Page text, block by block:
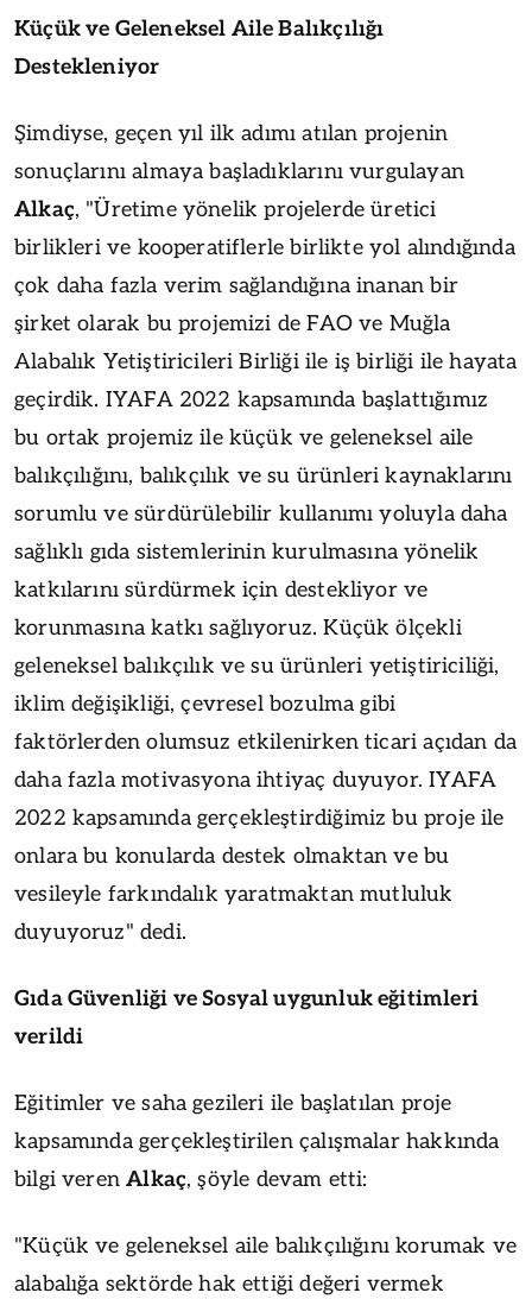
Küçük ve Geleneksel Aile Balıkçılığı
Destekleniyor
Şimdiyse, geçen yıl ilk adımı atılan projenin
sonuçlarını almaya başladıklarını vurgulayan
Alkaç, "Üretime yönelik projelerde üretici
birlikleri ve kooperatiflerle birlikte yol alındığında
çok daha fazla verim sağlandığına inanan bir
şirket olarak bu projemizi de FAO ve Muğla
Alabalık Yetiştiricileri Birliği ile iş birliği ile hayata
geçirdik. IYAFA 2022 kapsamında başlattığımız
bu ortak projemiz ile küçük ve geleneksel aile
balıkçılığını, balıkçılık ve su ürünleri kaynaklarını
sorumlu ve sürdürülebilir kullanımı yoluyla daha
sağlıklı gıda sistemlerinin kurulmasına yönelik
katkılarını sürdürmek için destekliyor ve
korunmasına katkı sağlıyoruz. Küçük ölçekli
geleneksel balıkçılık ve su ürünleri yetiştiriciliği,
iklim değişikliği, çevresel bozulma gibi
faktörlerden olumsuz etkilenirken ticari açıdan da
daha fazla motivasyona ihtiyaç duyuyor. IYAFA
2022 kapsamında gerçekleştirdiğimiz bu proje ile
onlara bu konularda destek olmaktan ve bu
vesileyle farkındalık yaratmaktan mutluluk
duyuyoruz" dedi.
Gıda Güvenliği ve Sosyal uygunluk eğitimleri
verildi
Eğitimler ve saha gezileri ile başlatılan proje
kapsamında gerçekleştirilen çalışmalar hakkında
bilgi verenAlkaç, şöyle devam etti:
"Küçük ve geleneksel aile balıkçılığını korumak ve
alabalığa sektörde hak ettiği değeri vermek